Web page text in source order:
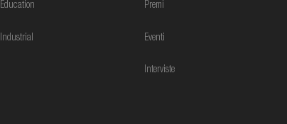
Education
Industrial
Premi
Eventi
Interviste